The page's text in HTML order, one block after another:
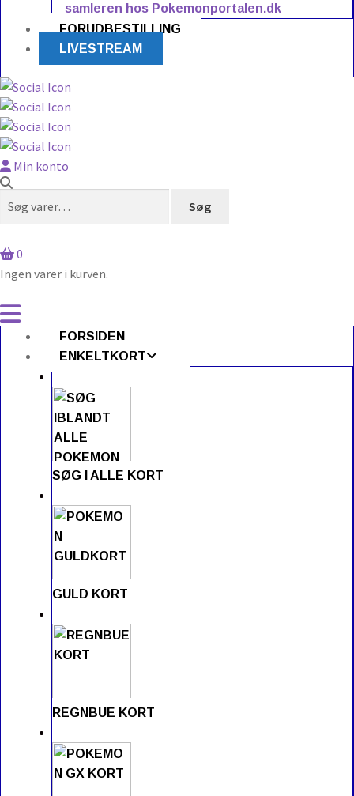
samleren hos Pokemonportalen.dk
FORUDBESTILLING
LIVESTREAM
Min konto
efter:
Søg
0
Ingen varer i kurven.
FORSIDEN
ENKELTKORT
SØG I ALLE KORT
GULD KORT
REGNBUE KORT